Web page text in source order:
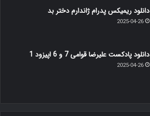
دانلود ریمیکس پدرام ژاندارم دختر بد
2025-04-26
دانلود پادکست علیرضا قوامی 7 و 6 اپیزود 1
2025-04-26